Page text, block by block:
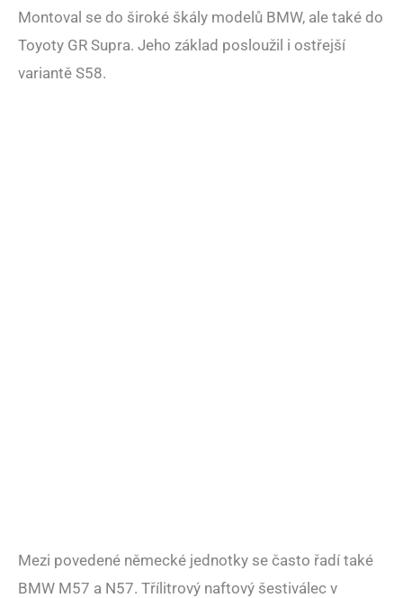
Montoval se do široké škály modelů BMW, ale také do
Toyoty GR Supra. Jeho základ posloužil i ostřejší
variantě S58.
Mezi povedené německé jednotky se často řadí také
BMW M57 a N57. Třílitrový naftový šestiválec v